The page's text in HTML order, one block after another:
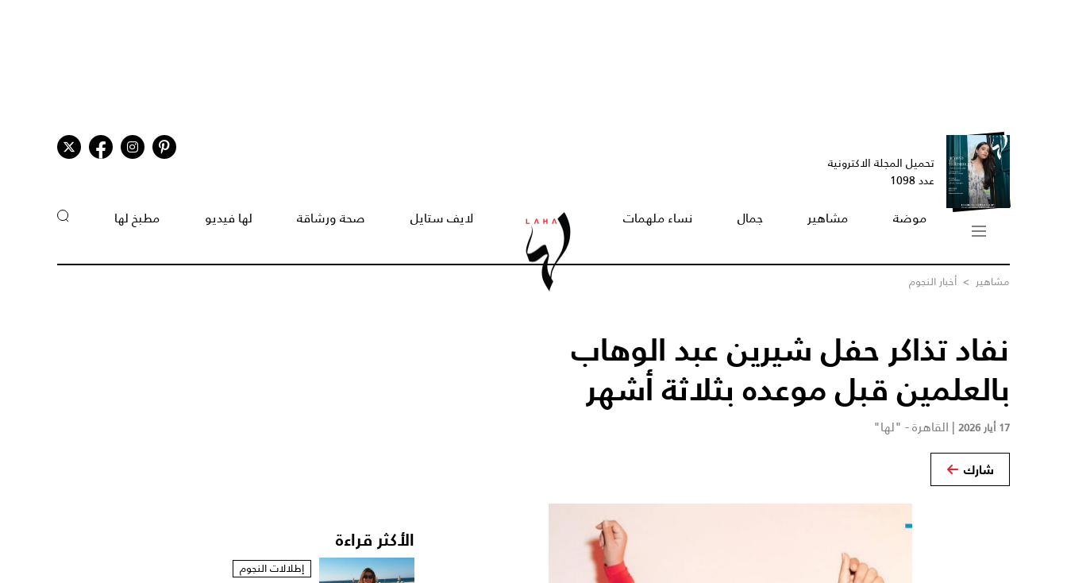
تحميل المجلة الاكترونية
عدد 1098
موضة مشاهير جمال نساء ملهمات لايف ستايل صحة ورشاقة لها فيديو مطبخ لها
مشاهير > أخبار النجوم
نفاد تذاكر حفل شيرين عبد الوهاب
بالعلمين قبل موعده بثلاثة أشهر
17 أيار 2026 | القاهرة - "لها"
شارك
الأكثر قراءة
إطلالات النجوم